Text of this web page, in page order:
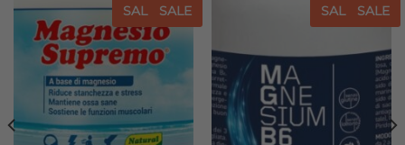
SALE SALE
Aggiungi
alla lista
dei
desideri
SALE SALE
alla lista
desideri